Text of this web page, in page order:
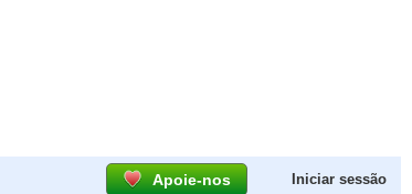
Apoie-nos Iniciar sessão